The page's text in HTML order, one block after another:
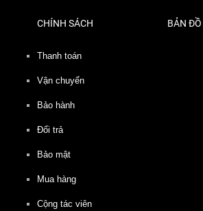
CHÍNH SÁCH
Thanh toán
Vận chuyển
Bảo hành
Đổi trả
Bảo mật
Mua hàng
Cộng tác viên
BẢN ĐỒ